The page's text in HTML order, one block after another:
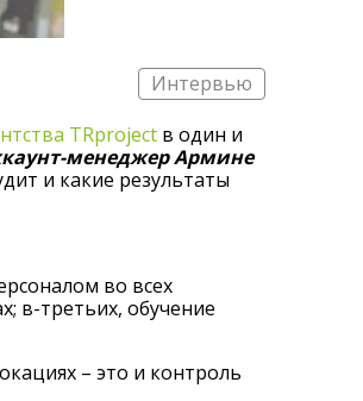
Интервью
TRproject в один и
менеджер Армине
и какие результаты
во всех
в-третьих, обучение
– это и контроль